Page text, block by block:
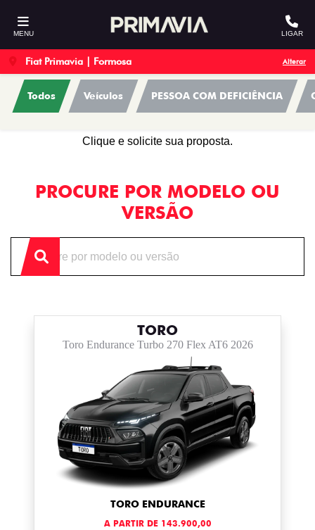
MENU LIGAR
Fiat Primavia | Formosa Alterar
Todos Veículos PESSOA COM DEFICIÊNCIA
OFERTAS
Clique e solicite sua proposta.
PROCURE POR MODELO OU
VERSÃO
TORO
Toro Endurance Turbo 270 Flex AT6 2026
TORO ENDURANCE
A PARTIR DE 143.900,00